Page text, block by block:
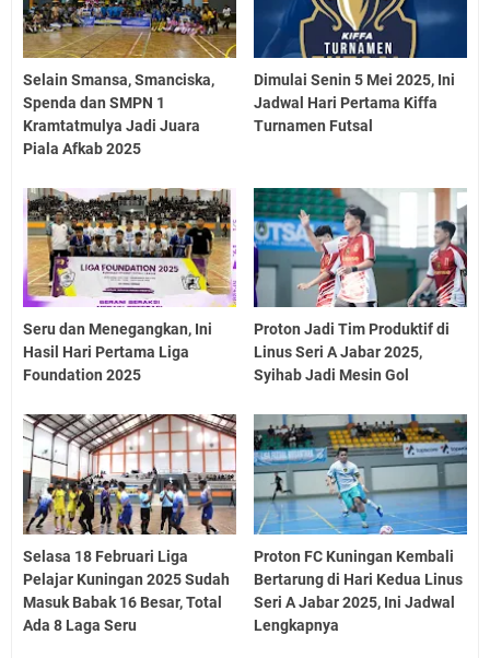
Selain Smansa, Smanciska,
Spenda dan SMPN 1
Kramtatmulya Jadi Juara
Piala Afkab 2025
Dimulai Senin 5 Mei 2025, Ini
Jadwal Hari Pertama Kiffa
Turnamen Futsal
Seru dan Menegangkan, Ini
Hasil Hari Pertama Liga
Foundation 2025
Proton Jadi Tim Produktif di
Linus Seri A Jabar 2025,
Syihab Jadi Mesin Gol
Selasa 18 Februari Liga
Pelajar Kuningan 2025 Sudah
Masuk Babak 16 Besar, Total
Ada 8 Laga Seru
Proton FC Kuningan Kembali
Bertarung di Hari Kedua Linus
Seri A Jabar 2025, Ini Jadwal
Lengkapnya